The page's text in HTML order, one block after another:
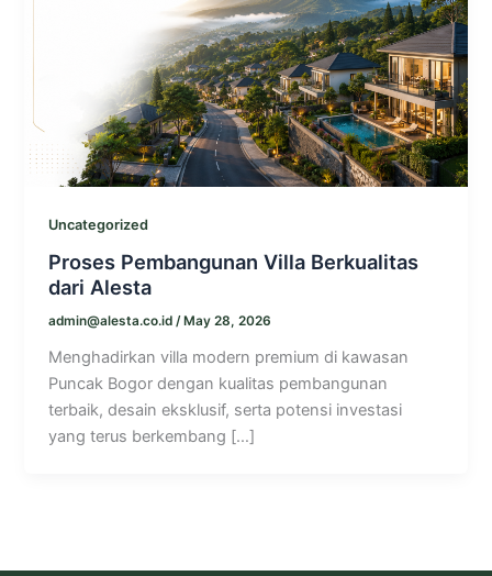
Uncategorized
Proses Pembangunan Villa Berkualitas
dari Alesta
admin@alesta.co.id/ May 28, 2026
Menghadirkan villa modern premium di kawasan
Puncak Bogor dengan kualitas pembangunan
terbaik, desain eksklusif, serta potensi investasi
yang terus berkembang […]